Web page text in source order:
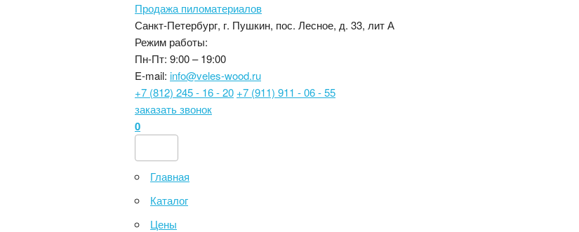
Продажа пиломатериалов
Санкт-Петербург, г. Пушкин, пос. Лесное, д. 33, лит А
Режим работы:
Пн-Пт: 9:00 – 19:00
E-mail: info@veles-wood.ru
+7 (812) 245 - 16 - 20 +7 (911) 911 - 06 - 55
заказать звонок
0
Главная
Каталог
Цены